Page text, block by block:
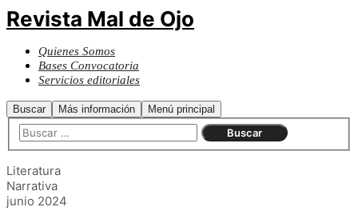
Revista Mal de Ojo
Quienes Somos
Bases Convocatoria
Servicios editoriales
Buscar Más información Menú principal
Literatura
Narrativa
junio 2024